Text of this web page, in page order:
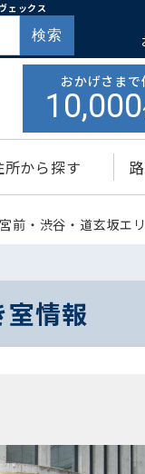
ェックス
検索
おかげさま
10,000
所から探す
前・渋谷・道玄坂エ
室情報